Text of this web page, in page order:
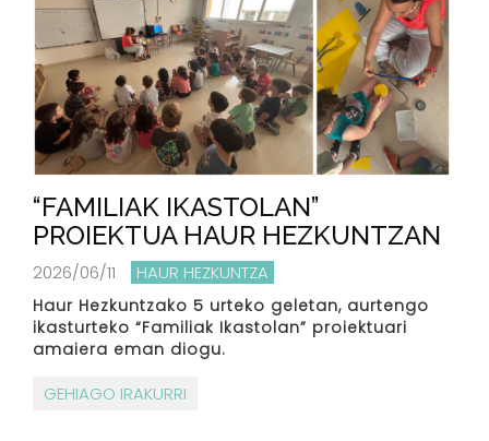
“FAMILIAK IKASTOLAN”
PROIEKTUA HAUR HEZKUNTZAN
2026/06/11 HAUR HEZKUNTZA
Haur Hezkuntzako 5 urteko geletan, aurtengo
ikasturteko “Familiak Ikastolan” proiektuari
amaiera eman diogu.
GEHIAGO IRAKURRI